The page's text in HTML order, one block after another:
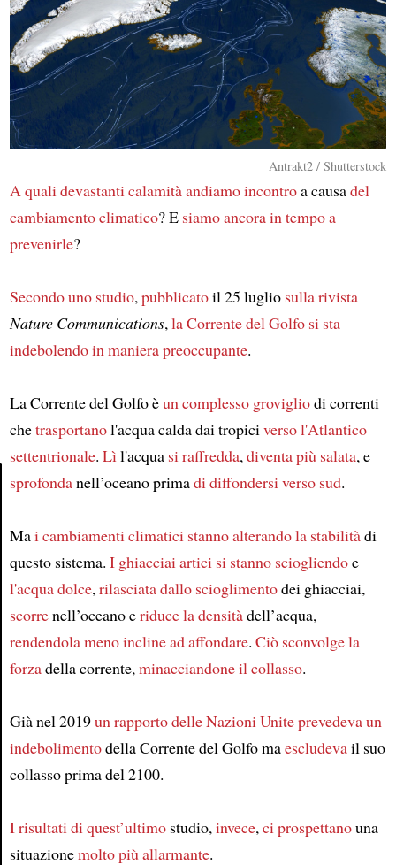
Antrakt2 / Shutterstock
A quali devastanti calamitàandiamo incontroa causadel
cambiamento climatico? E siamo ancora in tempoa
prevenirle?
Secondo uno studio,pubblicatoil 25 luglio sulla rivista
Nature Communications,la Corrente del Golfo si sta
indebolendoin maniera preoccupante.
La Corrente del Golfo èun complesso grovigliodi correnti
chetrasportanol'acqua calda dai tropiciverso l'Atlantico
settentrionale. Lìl'acqua si raffredda,diventa più salata, e
sprofondanell’oceano primadi diffondersi verso sud.
Mai cambiamenti climatici stanno alterandola stabilitàdi
questo sistema. I ghiacciai artici si stanno sciogliendoe
l'acqua dolce,rilasciatadallo scioglimentodei ghiacciai,
scorrenell’oceano eriducela densitàdell’acqua,
rendendolameno inclinead affondare. Ciò sconvolgela
forzadella corrente,minacciandone il collasso.
Già nel 2019un rapportodelle Nazioni Uniteprevedevaun
indebolimentodella Corrente del Golfo maescludevail suo
collasso prima del 2100.
I risultatidi quest’ultimostudio,invece,ci prospettanouna
situazionemolto più allarmante.